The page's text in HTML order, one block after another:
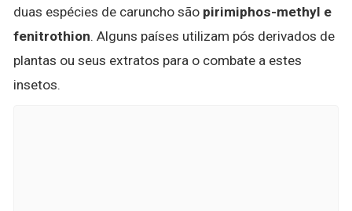
duas espécies de caruncho são pirimiphos-methyl e
fenitrothion. Alguns países utilizam pós derivados de
plantas ou seus extratos para o combate a estes
insetos.